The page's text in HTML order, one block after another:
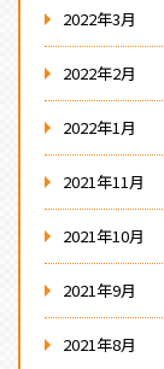
2022年3月
2022年2月
2022年1月
2021年11月
2021年10月
2021年9月
2021年8月